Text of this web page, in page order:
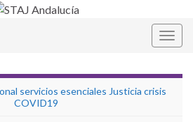
servicios esenciales Justicia crisis
COVID19